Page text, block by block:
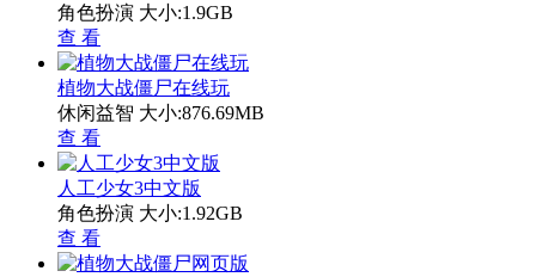
角色扮演 大小:1.9GB
查 看
植物大战僵尸在线玩
休闲益智 大小:876.69MB
查 看
人工少女3中文版
角色扮演 大小:1.92GB
查 看